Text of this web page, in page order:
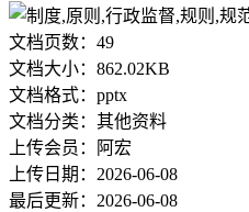
文档页数： 49
文档大小： 862.02KB
文档格式： pptx
文档分类： 其他资料
上传会员：
阿宏
上传日期： 2026-06-08
最后更新： 2026-06-08